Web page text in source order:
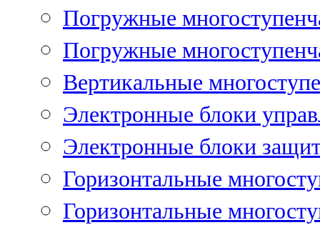
Погружные
Погружные
Вертикальные
Электронные блоки
Электронные блоки
Горизонтальные
Горизонтальные